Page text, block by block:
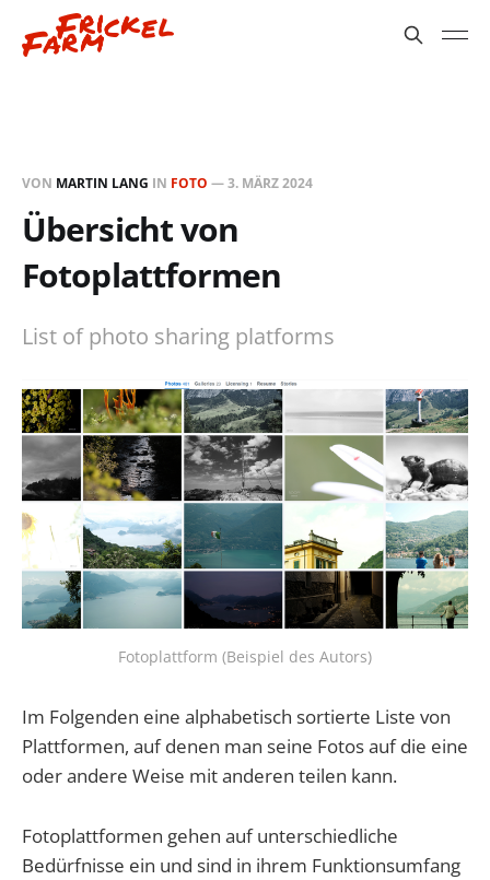
VON MARTIN LANG IN FOTO —3. MÄRZ 2024
Übersicht von
Fotoplattformen
List of photo sharing platforms
Fotoplattform (Beispiel des Autors)
Im Folgenden eine alphabetisch sortierte Liste von
Plattformen, auf denen man seine Fotos auf die eine
oder andere Weise mit anderen teilen kann.
Fotoplattformen gehen auf unterschiedliche
Bedürfnisse ein und sind in ihrem Funktionsumfang